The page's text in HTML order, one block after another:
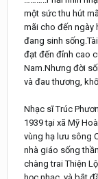
một sức thu hút
mãi cho đến ngày
đang sinh
đạt đến đỉnh cao
Nam.Nhưng đời
và đau thương,
Nhạc sĩ Trúc
1939 tại xã Mỹ
vùng hạ lưu sông
nhà giáo sống
chàng trai Thiện